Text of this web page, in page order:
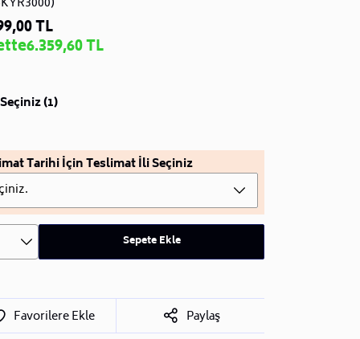
TL
6.359,60 TL
(1)
Tarihi İçin Teslimat İli Seçiniz
Sepete Ekle
Favorilere Ekle Paylaş